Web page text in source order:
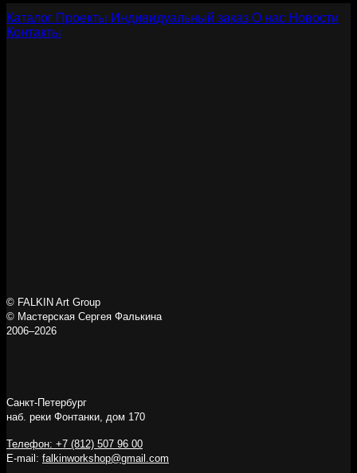
Каталог Проекты Индивидуальный заказ О нас Новости
Контакты
© FALKIN Art Group
© Мастерская Сергея Фалькина
2006–2026
Санкт-Петербург
наб. реки Фонтанки, дом 170
Телефон: +7 (812) 507 96 00
E-mail: falkinworkshop@gmail.com